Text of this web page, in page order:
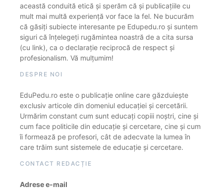
această conduită etică și sperăm că și publicațiile cu
mult mai multă experiență vor face la fel. Ne bucurăm
că găsiți subiecte interesante pe Edupedu.ro și suntem
siguri că înțelegeți rugămintea noastră de a cita sursa
(cu link), ca o declarație reciprocă de respect și
profesionalism. Vă mulțumim!
DESPRE NOI
EduPedu.ro este o publicație online care găzduiește
exclusiv articole din domeniul educației și cercetării.
Urmărim constant cum sunt educați copiii noștri, cine și
cum face politicile din educație și cercetare, cine și cum
îi formează pe profesori, cât de adecvate la lumea în
care trăim sunt sistemele de educație și cercetare.
CONTACT REDACȚIE
Adrese e-mail